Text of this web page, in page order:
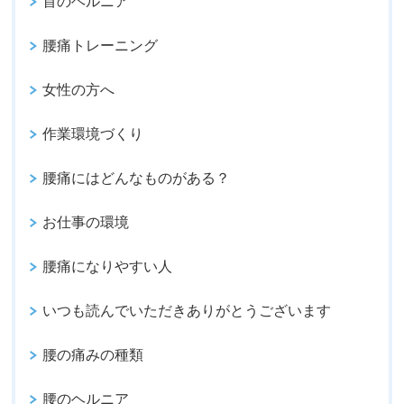
腰痛トレーニング
女性の方へ
作業環境づくり
腰痛にはどんなものがある？
お仕事の環境
腰痛になりやすい人
いつも読んでいただきありがとうございます
腰の痛みの種類
腰のヘルニア